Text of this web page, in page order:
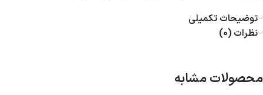
توضیحات تکمیلی
نظرات (0)
محصولات مشابه